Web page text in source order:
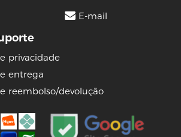
privacidade
entrega
reembolso/devolução
E-mail